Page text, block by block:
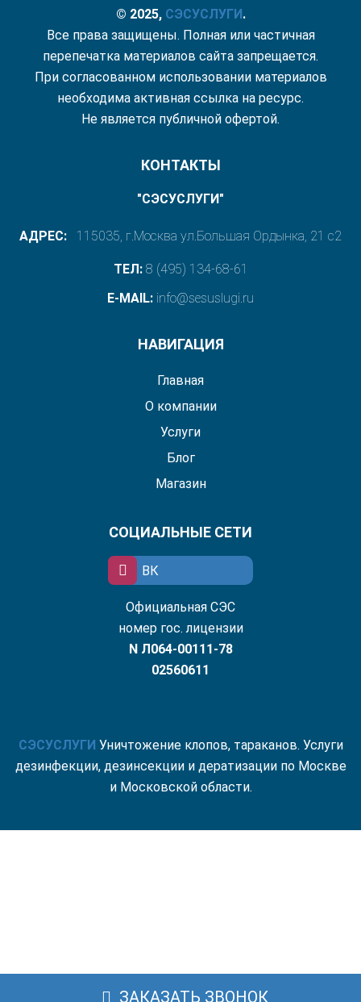
© 2025, СЭСУСЛУГИ .
Все права защищены. Полная или частичная
перепечатка материалов сайта запрещается.
При согласованном использовании материалов
необходима активная ссылка на ресурс.
Не является публичной офертой.
КОНТАКТЫ
"СЭСУСЛУГИ"
АДРЕС: 115035, г.Москва ул.Большая Ордынка, 21 с2
ТЕЛ: 8 (495) 134-68-61
E-MAIL: info@sesuslugi.ru
НАВИГАЦИЯ
Главная
О компании
Услуги
Блог
Магазин
СОЦИАЛЬНЫЕ СЕТИ
ВК
Официальная СЭС
номер гос. лицензии
N Л064-00111-78
02560611
СЭСУСЛУГИ Уничтожение клопов, тараканов. Услуги
дезинфекции, дезинсекции и дератизации по Москве
и Московской области.
ЗАКАЗАТЬ ЗВОНОК